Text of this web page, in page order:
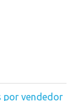
por vendedor